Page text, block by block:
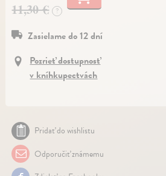
11,30 €
?
Zasielame do 12 dní
Pozrieť dostupnosť
v kníhkupectvách
Pridať do wishlistu
Odporučiť známemu